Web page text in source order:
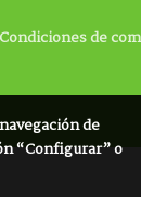
Condiciones de
de
“Configurar” o